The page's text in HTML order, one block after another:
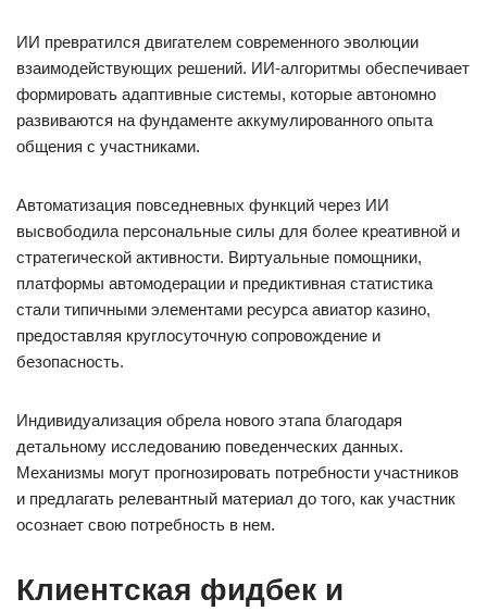
ИИ превратился двигателем современного эволюции
взаимодействующих решений. ИИ-алгоритмы обеспечивает
формировать адаптивные системы, которые автономно
развиваются на фундаменте аккумулированного опыта
общения с участниками.
Автоматизация повседневных функций через ИИ
высвободила персональные силы для более креативной и
стратегической активности. Виртуальные помощники,
платформы автомодерации и предиктивная статистика
стали типичными элементами ресурса авиатор казино,
предоставляя круглосуточную сопровождение и
безопасность.
Индивидуализация обрела нового этапа благодаря
детальному исследованию поведенческих данных.
Механизмы могут прогнозировать потребности участников
и предлагать релевантный материал до того, как участник
осознает свою потребность в нем.
Клиентская фидбек и